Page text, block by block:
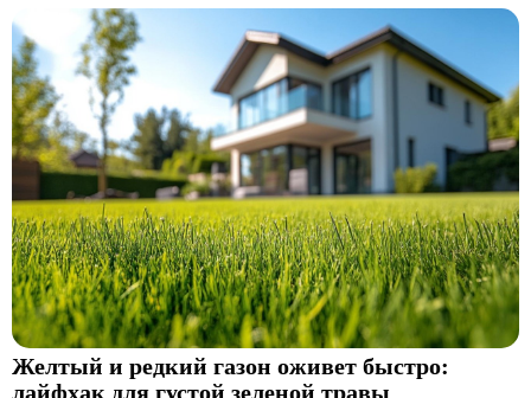
Желтый и редкий газон оживет быстро:
лайфхак для густой зеленой травы